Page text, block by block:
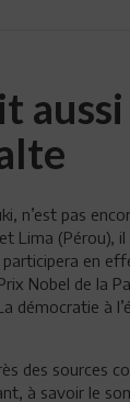
n’est pas
Lima (Pérou),
participera en
Nobel de la
démocratie à
des sources
à savoir le